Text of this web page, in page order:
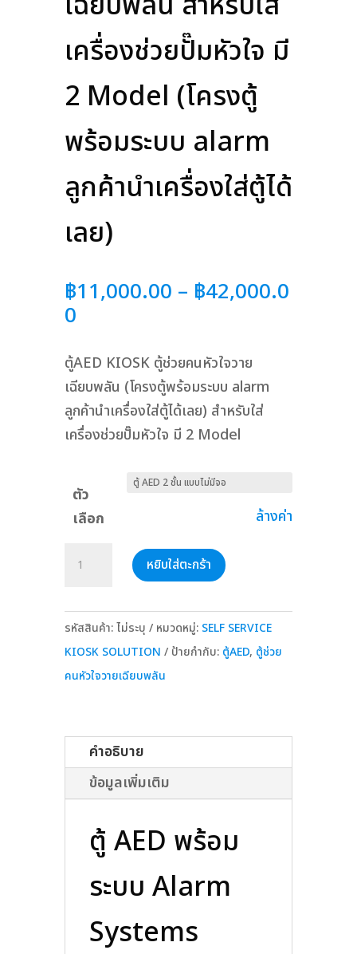
เครื่องช่วยปั๊มหัวใจ มี
2 Model (โครงตู้
พร้อมระบบ alarm
ลูกค้านำเครื่องใส่ตู้ได้
เลย)
฿11,000.00 – ฿42,000.0
0Price
฿11,000.00
through
฿42,000.00
ตู้AED KIOSK ตู้ช่วยคนหัวใจวาย
เฉียบพลัน (โครงตู้พร้อมระบบ alarm
ลูกค้านำเครื่องใส่ตู้ได้เลย) สำหรับใส่
เครื่องช่วยปั๊มหัวใจ มี 2 Model
ตัว
เลือก
ล้างค่า
KIOSK
ตู้
ช่วย
เฉียบพลัน
สำหรับ
เครื่อง
หยิบใส่ตะกร้า
รหัสสินค้า:ไม่ระบุ หมวดหมู่: SELF SERVICE
KIOSK SOLUTION
ป้ายกำกับ: ตู้AED, ตู้ช่วย
คนหัวใจวายเฉียบพลัน
คำอธิบาย
ข้อมูลเพิ่มเติม
ตู้ AED พร้อม
ระบบ Alarm
Systems